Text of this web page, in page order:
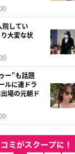
院してい
大変な状
ー”も話題
ルに連ドラ
場の元朝ド